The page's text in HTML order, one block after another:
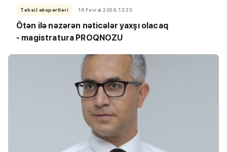
Təhsil ekspertləri 16 Fevral 2026, 13:23
Ötən ilə nəzərən nəticələr yaxşı olacaq
- magistratura PROQNOZU